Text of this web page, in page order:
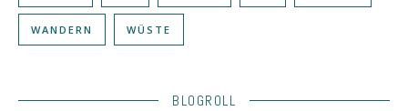
WANDERN WÜSTE
BLOGROLL